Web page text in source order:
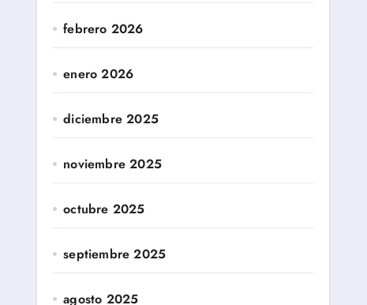
febrero 2026
enero 2026
diciembre 2025
noviembre 2025
octubre 2025
septiembre 2025
agosto 2025